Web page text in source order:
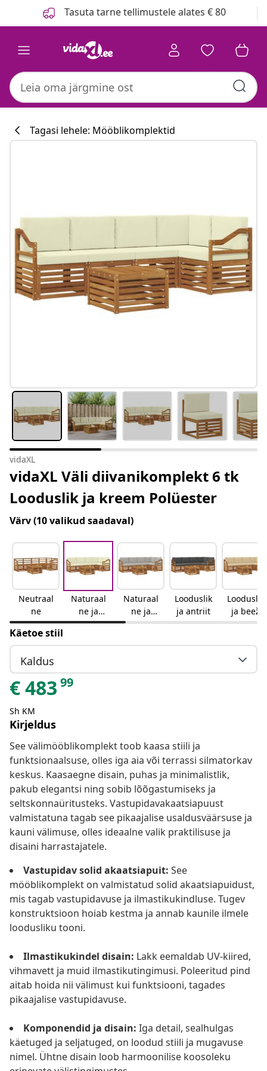
Tasuta tarne tellimustele alates € 80
Tagasi lehele: Mööblikomplektid
vidaXL
vidaXL Väli diivanikomplekt 6 tk
Looduslik ja kreem Polüester
Värv(10 valikud saadaval)
Neutraal
ne
Naturaal
ne ja
kreemjas
Naturaal
ne ja
helehall
Looduslik
ja antriit
Looduslik
ja beež
Käetoe stiil
Kaldus
€483 99
Sh KM
Kirjeldus
See välimööblikomplekt toob kaasa stiili ja
funktsionaalsuse, olles iga aia või terrassi silmatorkav
keskus. Kaasaegne disain, puhas ja minimalistlik,
pakub elegantsi ning sobib lõõgastumiseks ja
seltskonnaüritusteks. Vastupidavakaatsiapuust
valmistatuna tagab see pikaajalise usaldusväärsuse ja
kauni välimuse, olles ideaalne valik praktilisuse ja
disaini harrastajatele.
Vastupidav solid akaatsiapuit: See
mööblikomplekt on valmistatud solid akaatsiapuidust,
mis tagab vastupidavuse ja ilmastikukindluse. Tugev
konstruktsioon hoiab kestma ja annab kaunile ilmele
loodusliku tooni.
Ilmastikukindel disain: Lakk eemaldab UV-kiired,
vihmavett ja muid ilmastikutingimusi. Poleeritud pind
aitab hoida nii välimust kui funktsiooni, tagades
pikaajalise vastupidavuse.
Komponendid ja disain: Iga detail, sealhulgas
käetuged ja seljatuged, on loodud stiili ja mugavuse
nimel. Ühtne disain loob harmoonilise koosoleku